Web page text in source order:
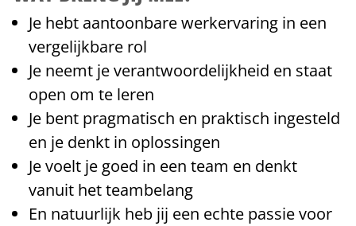
Je hebt aantoonbare werkervaring in een
vergelijkbare rol
Je neemt je verantwoordelijkheid en staat
open om te leren
Je bent pragmatisch en praktisch ingesteld
en je denkt in oplossingen
Je voelt je goed in een team en denkt
vanuit het teambelang
En natuurlijk heb jij een echte passie voor